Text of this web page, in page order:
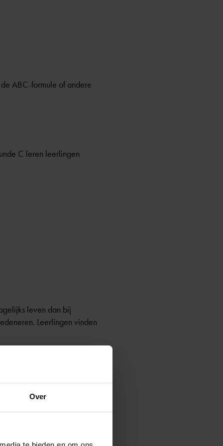
Over
ABC-formule of andere
C leren leerlingen
leven dan bij
Leerlingen vinden
alleen volgen als zij